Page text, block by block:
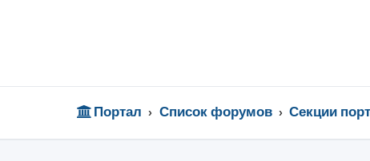
Портал Список форумов Секции